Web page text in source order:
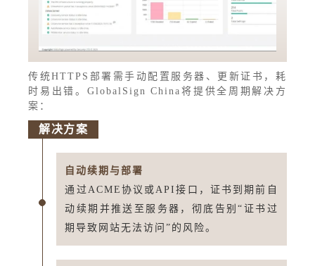
传统HTTPS部署需手动配置服务器、更新证书，耗
时易出错。GlobalSign China将提供全周期解决方
案：
解决方案
自动续期与部署
通过ACME协议或 API接口 ，证书到期前自
动续期并推送至服务器，彻底告别“证书过
期导致网站无法访问”的风险。